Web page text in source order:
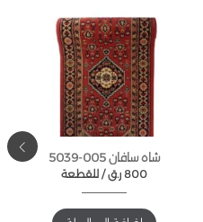
شاه سافان 005-5039
للقطعة / 800 ر.ق